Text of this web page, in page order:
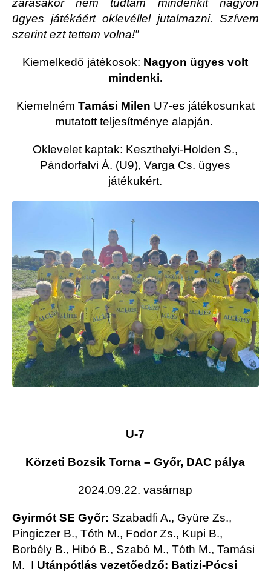
zárásakor nem tudtam mindenkit nagyon
ügyes játékáért oklevéllel jutalmazni. Szívem
szerint ezt tettem volna!”
Kiemelkedő játékosok: Nagyon ügyes volt
mindenki.
Kiemelném Tamási Milen U7-es játékosunkat
mutatott teljesítménye alapján.
Oklevelet kaptak: Keszthelyi-Holden S.,
Pándorfalvi Á. (U9), Varga Cs. ügyes
játékukért.
U-7
Körzeti Bozsik Torna – Győr, DAC pálya
2024.09.22. vasárnap
Gyirmót SE Győr: Szabadfi A., Gyüre Zs.,
Pingiczer B., Tóth M., Fodor Zs., Kupi B.,
Borbély B., Hibó B., Szabó M., Tóth M., Tamási
M. I Utánpótlás vezetőedző: Batizi-Pócsi